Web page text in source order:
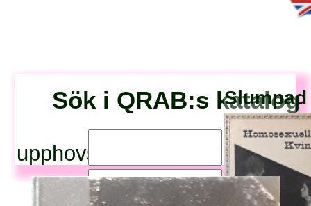
Sök i QRAB:s katalog
upphovsperson:
titel: